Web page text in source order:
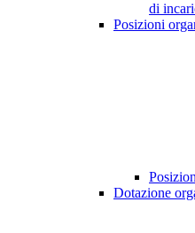
di
Posizioni
Dotazione